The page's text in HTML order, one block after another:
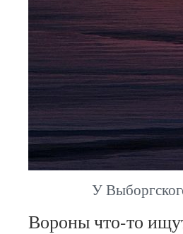
У
Вороны что-то